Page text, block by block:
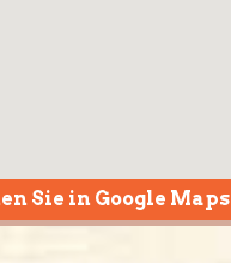
Sie in Google Maps